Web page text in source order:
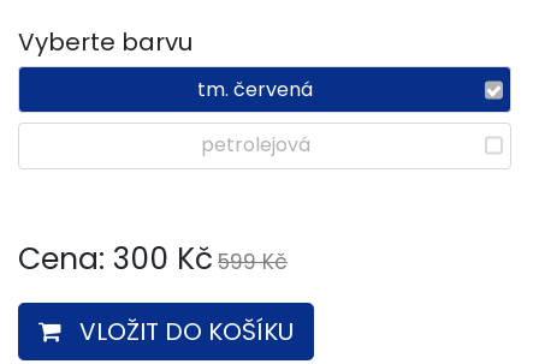
Vyberte barvu
tm. červená
petrolejová
Cena: 300 Kč 599 Kč
VLOŽIT DO KOŠÍKU